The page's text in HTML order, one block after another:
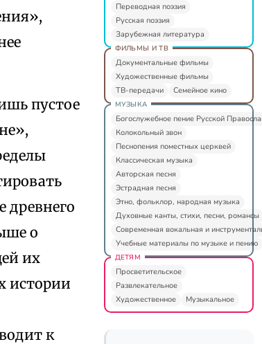
пустое
древнего
о
их
истории
к
Переводная поэзия
Русская поэзия
Зарубежная литература
ФИЛЬМЫ И ТВ
Документальные фильмы
Художественные фильмы
ТВ-передачи
Семейное кино
МУЗЫКА
Богослужебное пение Русской
Колокольный звон
Песнопения поместных церквей
Классическая музыка
Авторская песня
Эстрадная песня
Этно, фольклор, народная музыка
Духовные канты, стихи, песни, романсы
Современная вокальная и
Учебные материалы по музыке и пению
ДЕТЯМ
Просветительское
Развлекательное
Художественное
Музыкальное